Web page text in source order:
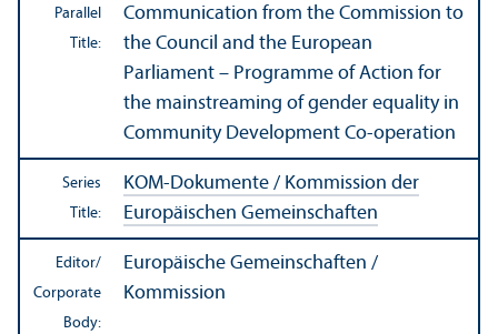
Parallel
Title:
Communication from the Commission to
the Council and the European
Parliament – Programme of Action for
the mainstreaming of gender equality in
Community Development Co-operation
Series
Title:
KOM-Dokumente / Kommission der
Europäischen Gemeinschaften
Editor/
Corporate
Body:
Europäische Gemeinschaften /
Kommission